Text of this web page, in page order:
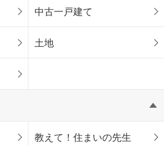
中古一戸建て
土地
教えて！住まいの先生